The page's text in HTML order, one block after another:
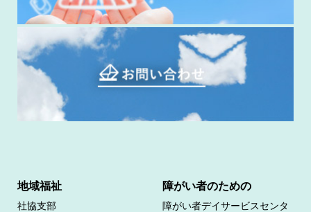
地域福祉
社協支部
障がい者のための
障がい者デイサービスセンタ